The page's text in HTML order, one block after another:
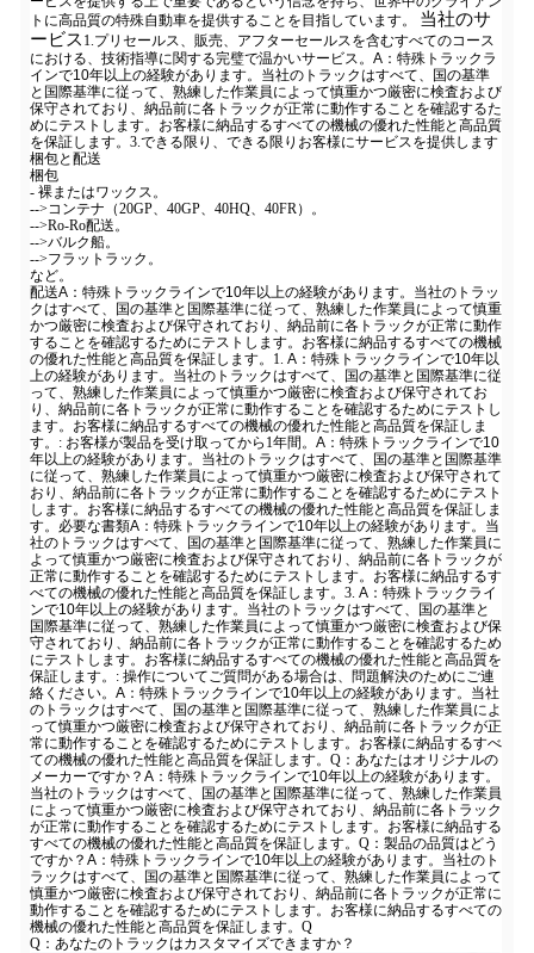
トに高品質の特殊自動車を提供することを目指しています。
当社のサ
ービス 1.プリセールス、販売、アフターセールスを含むすべてのコース
における、技術指導に関する完璧で温かいサービス。 A：特殊トラックラ
インで10年以上の経験があります。当社のトラックはすべて、国の基準
と国際基準に従って、熟練した作業員によって慎重かつ厳密に検査および
保守されており、納品前に各トラックが正常に動作することを確認するた
めにテストします。お客様に納品するすべての機械の優れた性能と高品質
を保証します。 3.できる限り、できる限りお客様にサービスを提供します
梱包と配送
梱包
- 裸またはワックス。
-->コンテナ（20GP、40GP、40HQ、40FR）。
-->Ro-Ro配送。
-->バルク船。
-->フラットラック。
など。
配送A：特殊トラックラインで10年以上の経験があります。当社のトラッ
クはすべて、国の基準と国際基準に従って、熟練した作業員によって慎重
かつ厳密に検査および保守されており、納品前に各トラックが正常に動作
することを確認するためにテストします。お客様に納品するすべての機械
の優れた性能と高品質を保証します。 1. A：特殊トラックラインで10年以
上の経験があります。当社のトラックはすべて、国の基準と国際基準に従
って、熟練した作業員によって慎重かつ厳密に検査および保守されてお
り、納品前に各トラックが正常に動作することを確認するためにテストし
ます。お客様に納品するすべての機械の優れた性能と高品質を保証しま
す。 : お客様が製品を受け取ってから1年間。 A：特殊トラックラインで10
年以上の経験があります。当社のトラックはすべて、国の基準と国際基準
に従って、熟練した作業員によって慎重かつ厳密に検査および保守されて
おり、納品前に各トラックが正常に動作することを確認するためにテスト
します。お客様に納品するすべての機械の優れた性能と高品質を保証しま
す。 必要な書類A：特殊トラックラインで10年以上の経験があります。当
社のトラックはすべて、国の基準と国際基準に従って、熟練した作業員に
よって慎重かつ厳密に検査および保守されており、納品前に各トラックが
正常に動作することを確認するためにテストします。お客様に納品するす
べての機械の優れた性能と高品質を保証します。 3. A：特殊トラックライ
ンで10年以上の経験があります。当社のトラックはすべて、国の基準と
国際基準に従って、熟練した作業員によって慎重かつ厳密に検査および保
守されており、納品前に各トラックが正常に動作することを確認するため
にテストします。お客様に納品するすべての機械の優れた性能と高品質を
保証します。 : 操作についてご質問がある場合は、問題解決のためにご連
絡ください。 A：特殊トラックラインで10年以上の経験があります。当社
のトラックはすべて、国の基準と国際基準に従って、熟練した作業員によ
って慎重かつ厳密に検査および保守されており、納品前に各トラックが正
常に動作することを確認するためにテストします。お客様に納品するすべ
ての機械の優れた性能と高品質を保証します。 Q：あなたはオリジナルの
メーカーですか？ A：特殊トラックラインで10年以上の経験があります。
当社のトラックはすべて、国の基準と国際基準に従って、熟練した作業員
によって慎重かつ厳密に検査および保守されており、納品前に各トラック
が正常に動作することを確認するためにテストします。お客様に納品する
すべての機械の優れた性能と高品質を保証します。 Q：製品の品質はどう
ですか？ A：特殊トラックラインで10年以上の経験があります。当社のト
ラックはすべて、国の基準と国際基準に従って、熟練した作業員によって
慎重かつ厳密に検査および保守されており、納品前に各トラックが正常に
動作することを確認するためにテストします。お客様に納品するすべての
機械の優れた性能と高品質を保証します。 Q
Q：あなたのトラックはカスタマイズできますか？